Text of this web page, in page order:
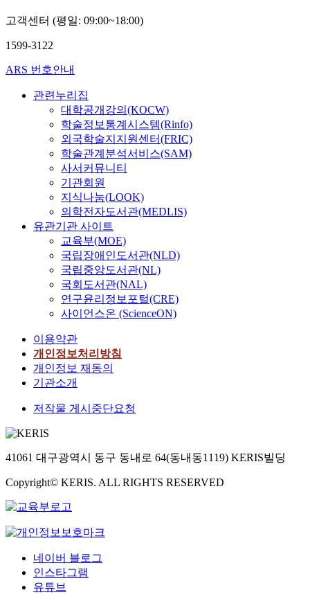
고객센터 (평일: 09:00~18:00)
1599-3122
ARS 번호안내
관련누리집
대학공개강의(KOCW)
학술정보통계시스템(Rinfo)
외국학술지지원센터(FRIC)
학술관계분석서비스(SAM)
사서커뮤니티
기관회원
지식나눔(LOOK)
의학전자도서관(MEDLIS)
유관기관 사이트
교육부(MOE)
국립장애인도서관(NLD)
국립중앙도서관(NL)
국회도서관(NAL)
연구윤리정보포털(CRE)
사이언스온 (ScienceON)
이용약관
개인정보처리방침
개인정보 재동의
기관소개
저작물 게시중단요청
41061 대구광역시 동구 동내로 64(동내동1119) KERIS빌딩
Copyright© KERIS. ALL RIGHTS RESERVED
네이버 블로그
인스타그램
유튜브